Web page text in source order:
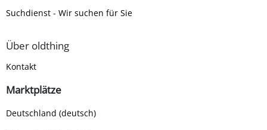
Suchdienst - Wir suchen für Sie
Über oldthing
Kontakt
Marktplätze
Deutschland (deutsch)